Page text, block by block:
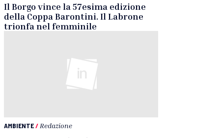
Il Borgo vince la 57esima edizione
della Coppa Barontini. Il Labrone
trionfa nel femminile
AMBIENTE/ Redazione